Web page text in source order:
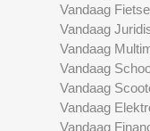
Vandaag
Vandaag
Vandaag
Vandaag
Vandaag
Vandaag
Vandaag